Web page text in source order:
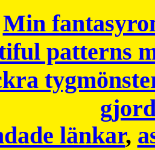
Min
patterns
länkar,